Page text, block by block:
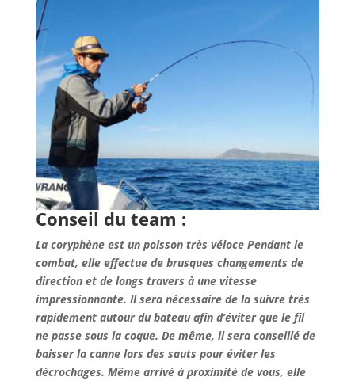
Conseil du team :
La coryphène est un poisson très véloce Pendant le
combat, elle effectue de brusques changements de
direction et de longs travers à une vitesse
impressionnante. Il sera nécessaire de la suivre très
rapidement autour du bateau afin d’éviter que le fil
ne passe sous la coque. De même, il sera conseillé de
baisser la canne lors des sauts pour éviter les
décrochages. Même arrivé à proximité de vous, elle